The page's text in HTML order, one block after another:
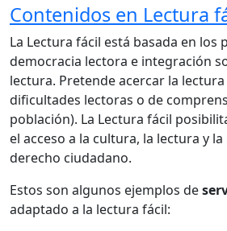
Contenidos en Lectura
La Lectura fácil está basada en los
democracia lectora e integración
lectura. Pretende acercar la
dificultades lectoras o de
población). La Lectura fácil
el acceso a la cultura, la lectura y
derecho ciudadano.
Estos son algunos ejemplos de
adaptado a la lectura fácil: